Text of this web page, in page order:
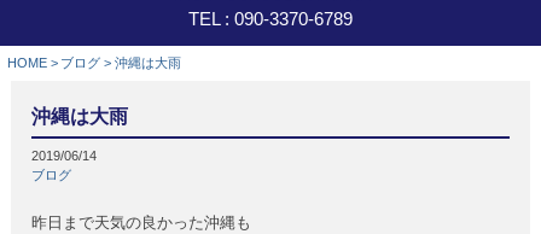
TEL : 090-3370-6789
HOME > ブログ > 沖縄は大雨
沖縄は大雨
2019/06/14
ブログ
昨日まで天気の良かった沖縄も